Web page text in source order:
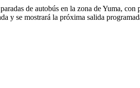
de autobús en la zona de Yuma,
y se mostrará la próxima salida